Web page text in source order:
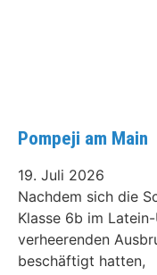
Pompeji am Main
19. Juli 2026
Nachdem sich die
Klasse 6b im
verheerenden
beschäftigt hatten,